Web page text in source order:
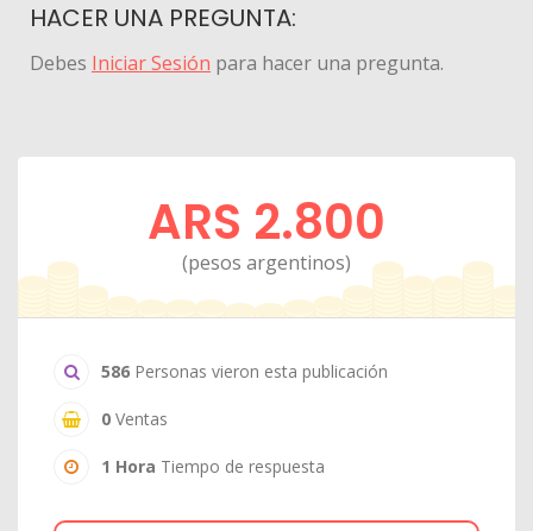
HACER UNA PREGUNTA:
Debes Iniciar Sesión para hacer una pregunta.
ARS 2.800
(pesos argentinos)
586 Personas vieron esta publicación
0 Ventas
1 Hora Tiempo de respuesta